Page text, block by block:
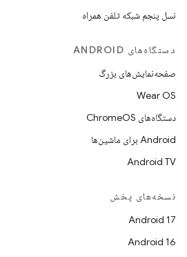
نسل پنجم شبکه تلفن همراه
دستگاه‌های ANDROID
صفحه‌نمایش‌های بزرگ
Wear OS
دستگاه‌های ChromeOS
Android برای ماشین‌ها
Android TV
نسخه‌های پخش
Android 17
Android 16